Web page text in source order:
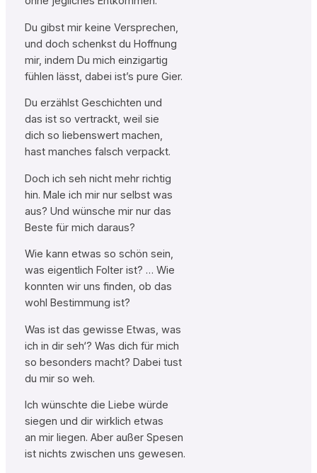
Du gibst mir keine Versprechen,
und doch schenkst du Hoffnung
mir, indem Du mich einzigartig
fühlen lässt, dabei ist’s pure Gier.
Du erzählst Geschichten und
das ist so vertrackt, weil sie
dich so liebenswert machen,
hast manches falsch verpackt.
Doch ich seh nicht mehr richtig
hin. Male ich mir nur selbst was
aus? Und wünsche mir nur das
Beste für mich daraus?
Wie kann etwas so schön sein,
was eigentlich Folter ist? … Wie
konnten wir uns finden, ob das
wohl Bestimmung ist?
Was ist das gewisse Etwas, was
ich in dir seh‘? Was dich für mich
so besonders macht? Dabei tust
du mir so weh.
Ich wünschte die Liebe würde
siegen und dir wirklich etwas
an mir liegen. Aber außer Spesen
ist nichts zwischen uns gewesen.